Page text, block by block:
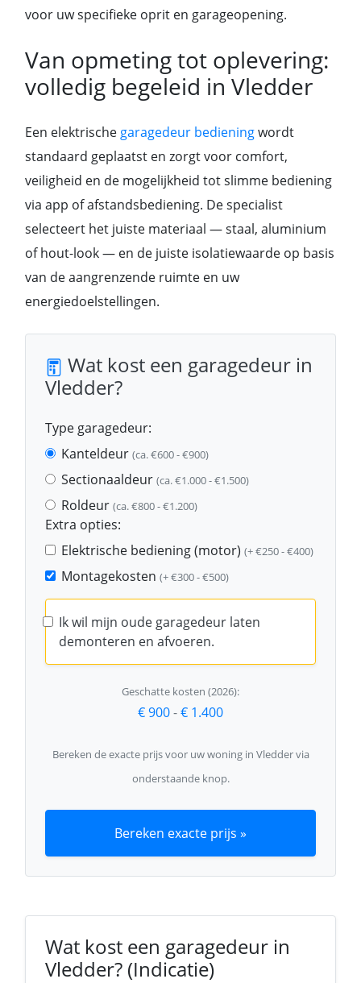
voor uw specifieke oprit en garageopening.
Van opmeting tot oplevering:
volledig begeleid in Vledder
Een elektrische garagedeur bedieningwordt
standaard geplaatst en zorgt voor comfort,
veiligheid en de mogelijkheid tot slimme bediening
via app of afstandsbediening. De specialist
selecteert het juiste materiaal — staal, aluminium
of hout-look — en de juiste isolatiewaarde op basis
van de aangrenzende ruimte en uw
energiedoelstellingen.
Wat kost een garagedeur in
Vledder?
Type garagedeur:
Kanteldeur (ca. €600 - €900)
Sectionaaldeur (ca. €1.000 - €1.500)
Roldeur (ca. €800 - €1.200)
Extra opties:
Elektrische bediening (motor) (+ €250 - €400)
Montagekosten (+ €300 - €500)
Ik wil mijn oude garagedeur laten
demonteren en afvoeren.
Geschatte kosten (2026):
€ 900-€ 1.400
Bereken de exacte prijs voor uw woning in Vledder via
onderstaande knop.
Bereken exacte prijs »
Wat kost een garagedeur in
Vledder? (Indicatie)